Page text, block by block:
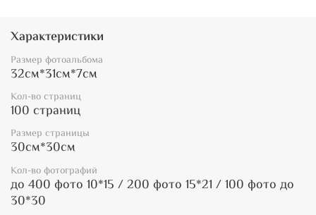
качественный и надежный блок внутри. Наш фирменный
классический блок состоит из дизайнерского картона,
проложенного пергаментом, и книжного переплета. Такой
блок отлично сохраняет любимые фотографии, а также
делает альбом уникальным, ведь найти аналог в России
невозможно.
Характеристики
Размер фотоальбома
32см*31см*7см
Кол-во страниц
100 страниц
Размер страницы
30см*30см
Кол-во фотографий
до 400 фото 10*15 / 200 фото 15*21 / 100 фото до
30*30